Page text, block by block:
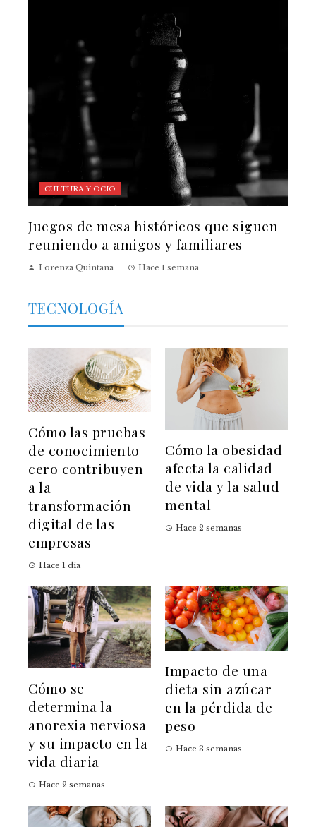
CULTURA Y OCIO
Juegos de mesa históricos que siguen
reuniendo a amigos y familiares
Lorenza Quintana Hace 1 semana
TECNOLOGÍA
Cómo las pruebas
de conocimiento
cero contribuyen
a la
transformación
digital de las
empresas
Hace 1 día
Cómo la obesidad
afecta la calidad
de vida y la salud
mental
Hace 2 semanas
Cómo se
determina la
anorexia nerviosa
y su impacto en la
vida diaria
Hace 2 semanas
Impacto de una
dieta sin azúcar
en la pérdida de
peso
Hace 3 semanas